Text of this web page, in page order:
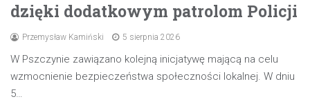
dzięki dodatkowym patrolom Policji
Przemysław Kamiński 5 sierpnia 2026
W Pszczynie zawiązano kolejną inicjatywę mającą na celu
wzmocnienie bezpieczeństwa społeczności lokalnej. W dniu
5…